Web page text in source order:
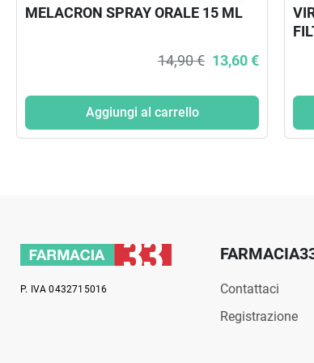
MELACRON SPRAY ORALE 15 ML
14,90 € 13,60 €
Aggiungi al carrello
P. IVA 0432715016
Contattaci
Registrazione